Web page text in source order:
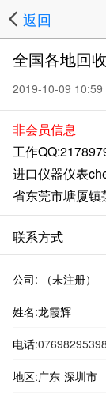
返回
全国各地回
2019-10-09
非会员信息
工作
进口仪器仪表
省东莞市塘厦镇
联系方式
公司: （未注册）
姓名:龙霞辉
电话:
地区:广东-深圳市